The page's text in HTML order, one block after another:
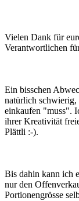
Vielen Dank für
Verantwortlichen
Ein bisschen
natürlich schwierig,
einkaufen "muss".
ihrer Kreativität
Plättli :-).
Bis dahin kann ich
nur den
Portionengrösse